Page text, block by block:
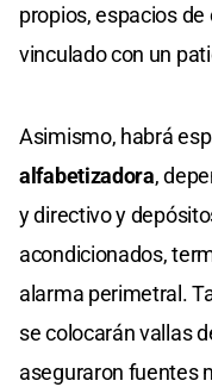
propios, espacios
vinculado con un
Asimismo, habrá
alfabetizadora,
y directivo y
acondicionados,
alarma perimetral.
se colocarán vallas
aseguraron fuentes